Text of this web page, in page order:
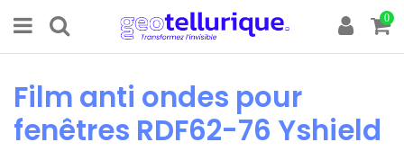
0
Film anti ondes pour
fenêtres RDF62-76 Yshield